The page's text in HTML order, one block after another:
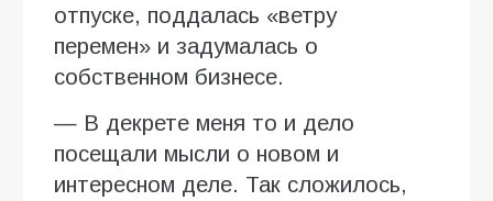
отпуске, поддалась «ветру
перемен» и задумалась о
собственном бизнесе.
— В декрете меня то и дело
посещали мысли о новом и
интересном деле. Так сложилось,